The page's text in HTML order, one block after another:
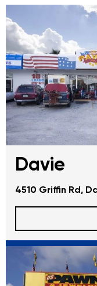
Davie
4510 Griffin Rd,